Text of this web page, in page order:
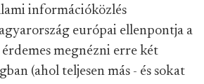
információközlés
európai ellenpontja a
megnézni erre két
(ahol teljesen más - és sokat